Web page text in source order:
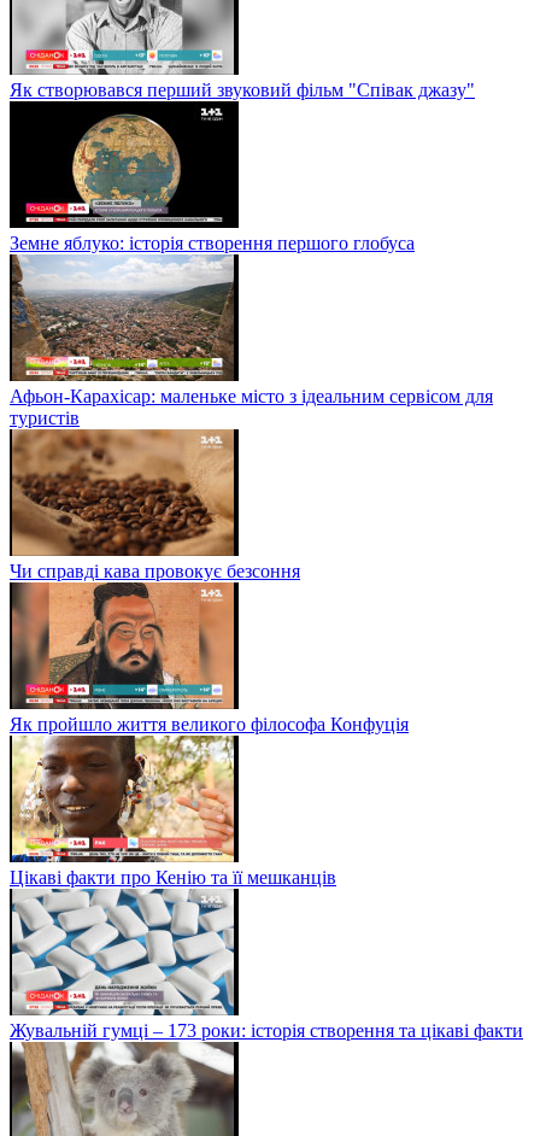
Як створювався перший звуковий фільм "Співак джазу"
Земне яблуко: історія створення першого глобуса
Афьон-Карахісар: маленьке місто з ідеальним сервісом для
туристів
Чи справді кава провокує безсоння
Як пройшло життя великого філософа Конфуція
Цікаві факти про Кенію та її мешканців
Жувальній гумці – 173 роки: історія створення та цікаві факти